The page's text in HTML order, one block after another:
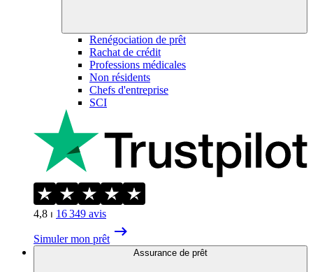
Renégociation de prêt
Rachat de crédit
Professions médicales
Non résidents
Chefs d'entreprise
SCI
4,8 ⏐ 16 349 avis
Simuler mon prêt
Assurance de prêt